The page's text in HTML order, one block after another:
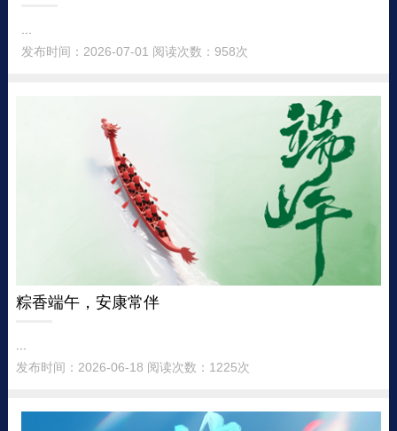
发布时间：2026-07-01 阅读次数：958次
粽香端午，安康常伴
发布时间：2026-06-18 阅读次数：1225次